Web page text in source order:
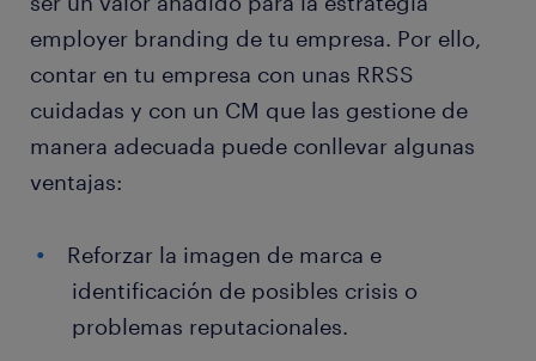
employer branding de tu empresa. Por ello,
contar en tu empresa con unas RRSS
cuidadas y con un CM que las gestione de
manera adecuada puede conllevar algunas
ventajas:
Reforzar la imagen de marca e
identificación de posibles crisis o
problemas reputacionales.